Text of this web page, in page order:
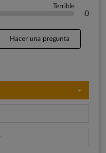
Terrible
0
Hacer una pregunta